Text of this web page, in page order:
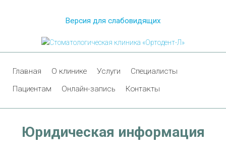
Версия для слабовидящих
Главная О клинике Услуги
Специалисты
Пациентам
Онлайн-запись Контакты
Юридическая информация